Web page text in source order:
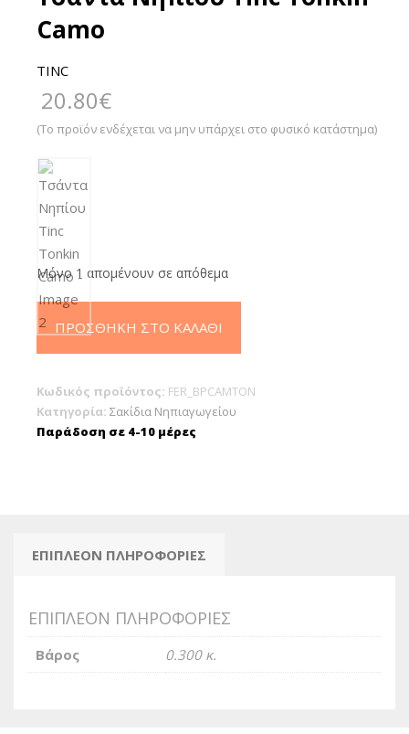
Camo
TINC
20.80€
(Το προϊόν ενδέχεται να μην υπάρχει στο φυσικό κατάστημα)
Μόνο 1 απομένουν σε απόθεμα
Τσάντα
Νηπίου
Tinc
Camo
ποσότητα
ΠΡΟΣΘΉΚΗ ΣΤΟ ΚΑΛΆΘΙ
Κωδικός προϊόντος: FER_BPCAMTON
Κατηγορία: Σακίδια Νηπιαγωγείου
Παράδοση σε 4-10 μέρες
ΕΠΙΠΛΈΟΝ ΠΛΗΡΟΦΟΡΊΕΣ
ΕΠΙΠΛΈΟΝ ΠΛΗΡΟΦΟΡΊΕΣ
Βάρος 0.300 κ.